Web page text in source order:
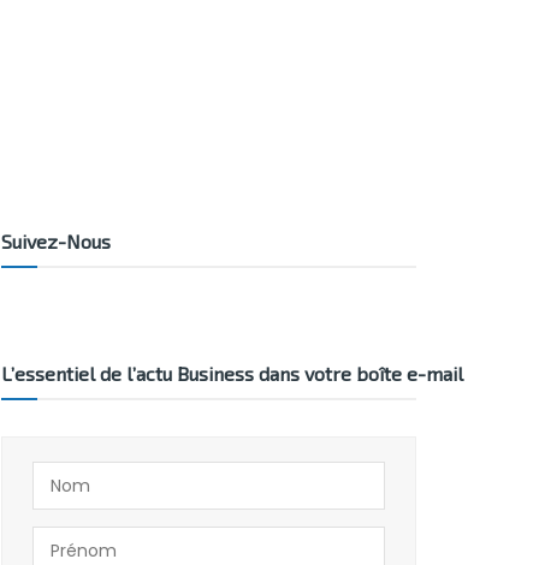
Suivez-Nous
L’essentiel de l’actu Business dans votre boîte e-mail